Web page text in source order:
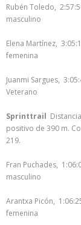
Rubén Toledo,
masculino
Elena Martínez,
femenina
Juanmi Sargues,
Veterano
Sprinttrail
positivo de 390 m.
219.
Fran Puchades,
masculino
Arantxa Picón,
femenina